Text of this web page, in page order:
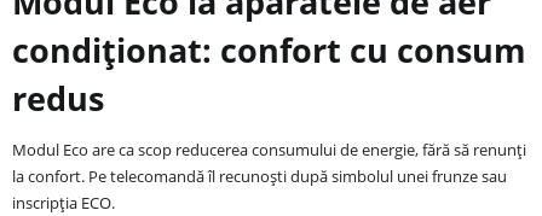
condiționat: confort cu consum
redus
Modul Eco are ca scop reducerea consumului de energie, fără să renunți
la confort. Pe telecomandă îl recunoști după simbolul unei frunze sau
inscripția ECO.